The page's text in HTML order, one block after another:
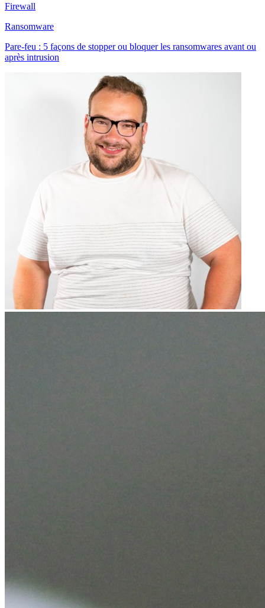
Firewall
Ransomware
Pare-feu : 5 façons de stopper ou bloquer les ransomwares avant ou
après intrusion